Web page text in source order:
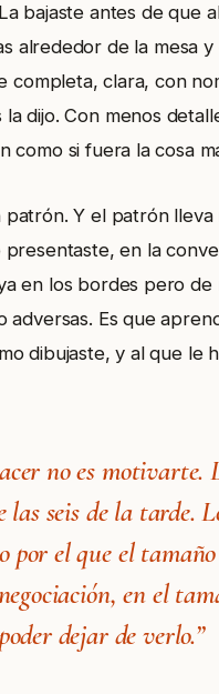
bajaste antes de que
alrededor de la mesa
completa, clara, con
dijo. Con menos
como si fuera la cosa
Y el patrón
en la
en los bordes pero
adversas. Es que
dibujaste, y al que le
no es motivarte.
seis de la tarde.
el que el tamaño
en el
dejar de verlo.”